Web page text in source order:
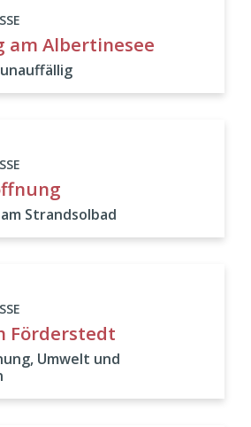
am Albertinesee
Strandsolbad
Förderstedt
Umwelt und